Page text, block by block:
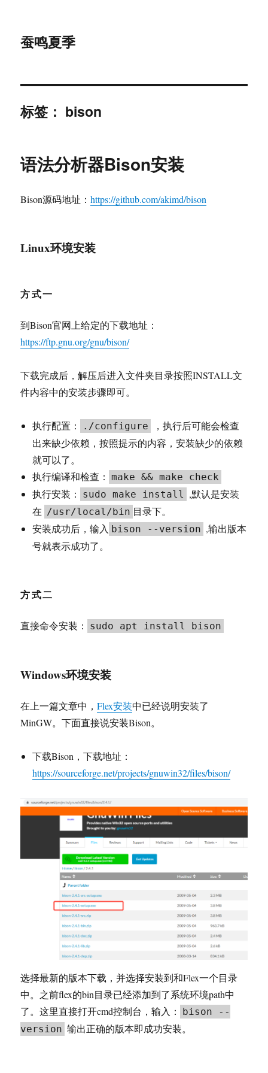
蚕鸣夏季
标签： bison
语法分析器Bison安装
Bison源码地址：https://github.com/akimd/bison
Linux环境安装
方式一
到Bison官网上给定的下载地址：
https://ftp.gnu.org/gnu/bison/
下载完成后，解压后进入文件夹目录按照INSTALL文
件内容中的安装步骤即可。
执行配置： ./configure
，执行后可能会检查
出来缺少依赖，按照提示的内容，安装缺少的依赖
就可以了。
执行编译和检查：
make && make check
执行安装： sudo make install ,默认是安装
在 /usr/local/bin 目录下。
安装成功后，输入 bison --version ,输出版本
号就表示成功了。
方式二
直接命令安装： sudo apt install bison
Windows环境安装
在上一篇文章中，Flex安装中已经说明安装了
MinGW。下面直接说安装Bison。
下载Bison，下载地址：
https://sourceforge.net/projects/gnuwin32/files/bison/
选择最新的版本下载，并选择安装到和Flex一个目录
中。之前flex的bin目录已经添加到了系统环境path中
了。这里直接打开cmd控制台，输入：
bison --
version 输出正确的版本即成功安装。